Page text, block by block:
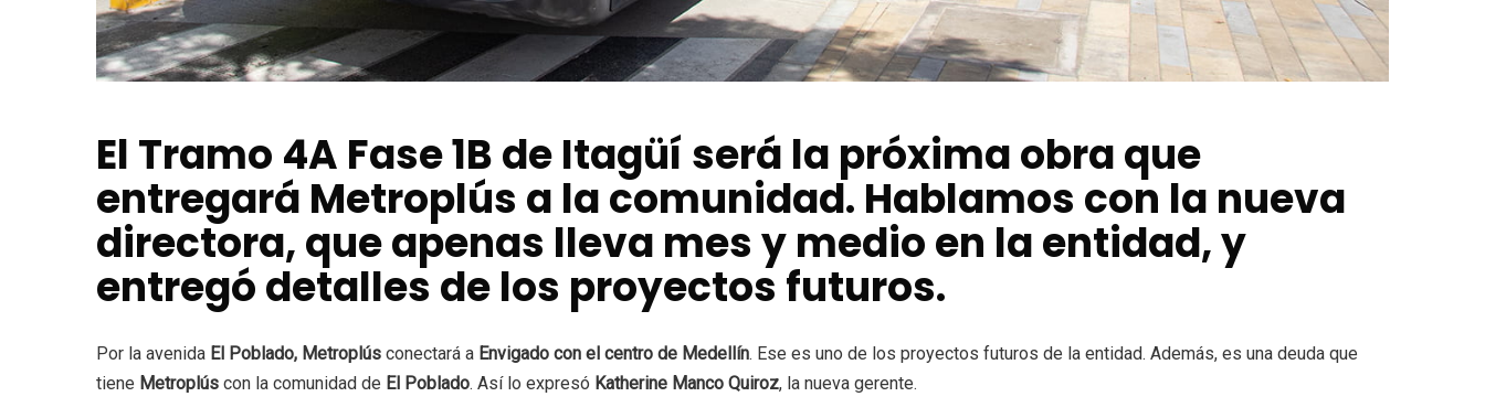
El Tramo 4A Fase 1B de Itagüí será la próxima obra que
entregará Metroplús a la comunidad. Hablamos con la nueva
directora, que apenas lleva mes y medio en la entidad, y
entregó detalles de los proyectos futuros.
Por la avenida El Poblado, Metroplús conectará a Envigado con el centro de Medellín. Ese es uno de los proyectos futuros de la entidad. Además, es una deuda que
tiene Metroplús con la comunidad de El Poblado. Así lo expresó Katherine Manco Quiroz, la nueva gerente.